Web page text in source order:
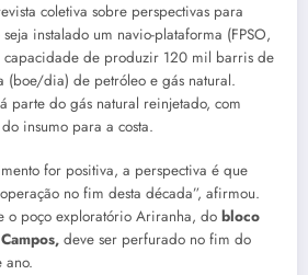
coletiva sobre perspectivas para
instalado um navio-plataforma (FPSO,
capacidade de produzir 120 mil barris de
(boe/dia) de petróleo e gás natural.
parte do gás natural reinjetado, com
insumo para a costa.
for positiva, a perspectiva é que
no fim desta década”, afirmou.
o poço exploratório Ariranha, do bloco
deve ser perfurado no fim do
ano.